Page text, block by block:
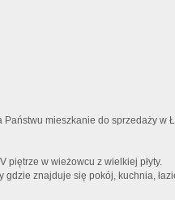
Państwu mieszkanie do sprzedaży w
piętrze w wieżowcu z wielkiej płyty.
gdzie znajduje się pokój, kuchnia,